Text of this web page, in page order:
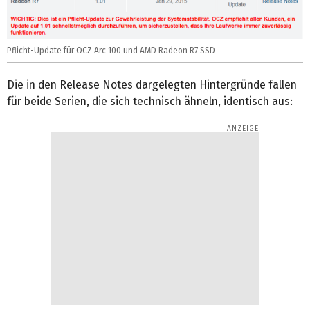
Pflicht-Update für OCZ Arc 100 und AMD Radeon R7 SSD
Die in den Release Notes dargelegten Hintergründe fallen
für beide Serien, die sich technisch ähneln, identisch aus: